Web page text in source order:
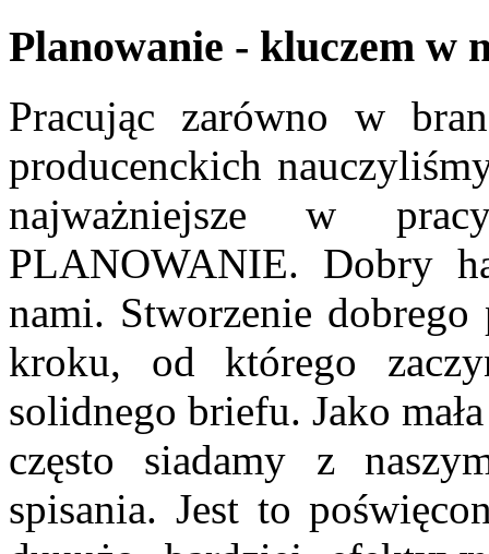
Planowanie - kluczem w
Pracując zarówno w
producenckich
najważniejsze w
PLANOWANIE. Dobry
nami. Stworzenie
kroku, od którego
solidnego briefu. Jako
często siadamy z
spisania. Jest to